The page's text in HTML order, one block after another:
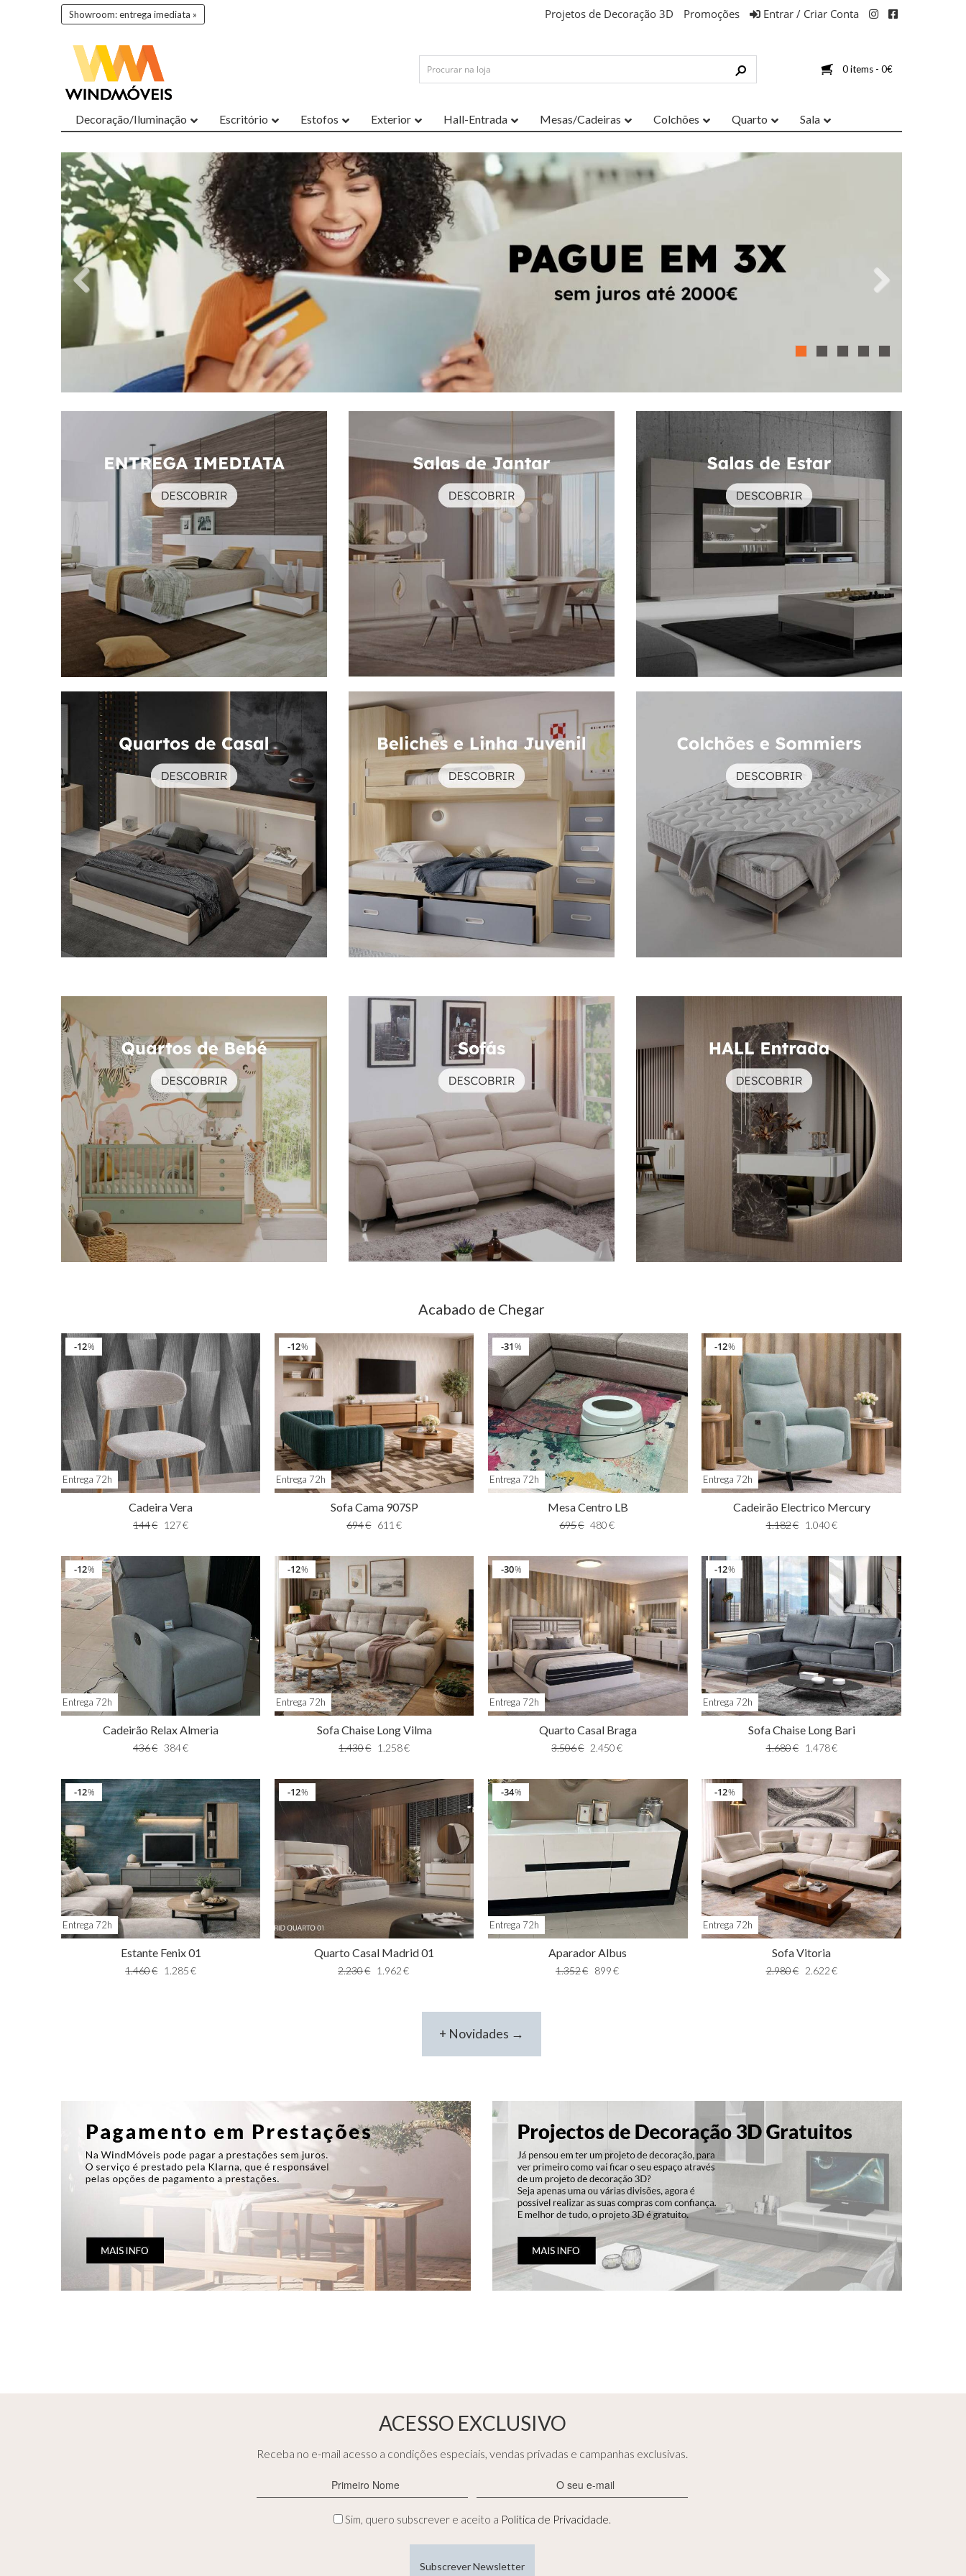
Showroom: entrega imediata » Projetos de Decoração 3D Promoções Entrar / Criar Conta
0 items - 0€
Decoração/Iluminação Escritório Estofos Exterior Hall-Entrada Mesas/Cadeiras Colchões Quarto Sala
Acabado de Chegar
Entrega 72h
%
12
Cadeira Vera
144€ 127€
Entrega 72h
%
12
Sofa Cama 907SP
694€ 611 €
Entrega 72h
%
31
Mesa Centro LB
695€ 480 €
Entrega 72h
%
12
Cadeirão Electrico Mercury
1.182€ 1.040€
Entrega 72h
%
12
Cadeirão Relax Almeria
436€ 384€
Entrega 72h
%
12
Sofa Chaise Long Vilma
1.430€ 1.258€
Entrega 72h
%
30
Quarto Casal Braga
3.506€ 2.450 €
Entrega 72h
%
12
Sofa Chaise Long Bari
1.680€ 1.478€
Entrega 72h
%
12
Estante Fenix 01
1.460€ 1.285€
%
12
Quarto Casal Madrid 01
2.230€ 1.962€
Entrega 72h
%
34
Aparador Albus
1.352€ 899€
Entrega 72h
%
12
Sofa Vitoria
2.980€ 2.622€
+ Novidades →
ACESSO EXCLUSIVO
Receba no e-mail acesso a condições especiais, vendas privadas e campanhas exclusivas.
Primeiro
Nome
(Obrigatório)
mail
(Obrigatório)
Privacidade
Sim, quero subscrever e aceito a Política de Privacidade.